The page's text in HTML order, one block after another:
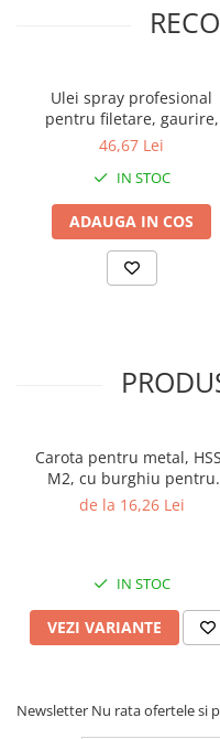
Ulei spray profesional
pentru filetare, gaurire,
frezare, Faren F71, 400 ml
46,67 Lei
IN STOC
ADAUGA IN COS
Carota pentru metal,
M2, cu burghiu pentru
centrare, Gher
de la 16,26 Lei
IN STOC
VEZI VARIANTE
Newsletter Nu rata ofertele si